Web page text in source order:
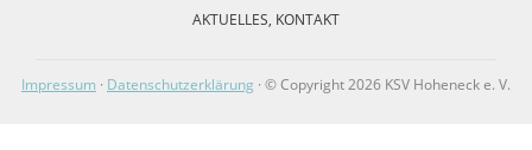
AKTUELLES, KONTAKT
Impressum · Datenschutzerklärung · © Copyright 2026 KSV Hoheneck e. V.